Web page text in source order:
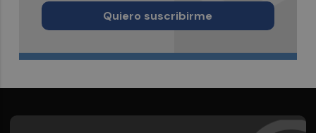
Quiero suscribirme